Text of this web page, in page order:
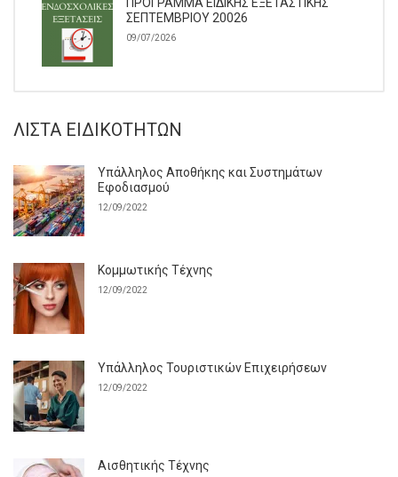
ΣΕΠΤΕΜΒΡΙΟΥ 20026
09/07/2026
ΛΊΣΤΑ ΕΙΔΙΚΟΤΉΤΩΝ
Υπάλληλος Αποθήκης και Συστημάτων
Εφοδιασμού
12/09/2022
Κομμωτικής Τέχνης
12/09/2022
Υπάλληλος Τουριστικών Επιχειρήσεων
12/09/2022
Αισθητικής Τέχνης